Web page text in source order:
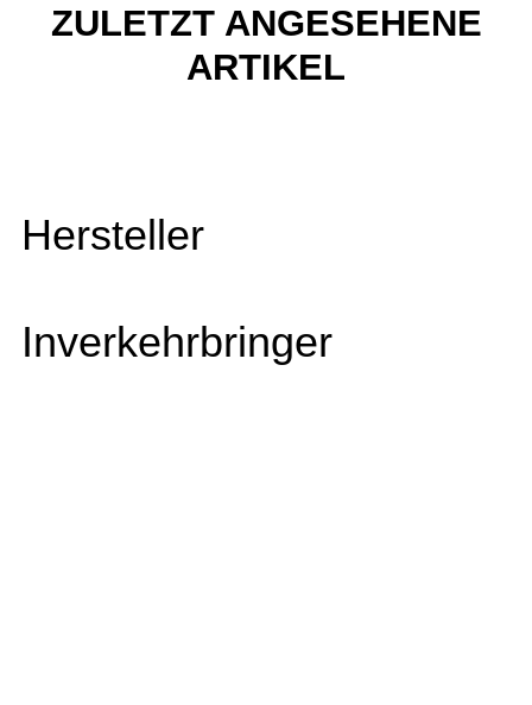
ZULETZT ANGESEHENE
ARTIKEL
Hersteller
Inverkehrbringer